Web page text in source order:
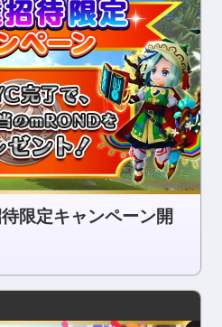
限定キャンペーン開